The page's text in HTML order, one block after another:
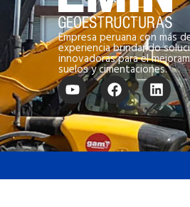
Empresa peruana con más
experiencia brindando
innovadoras para el
suelos y cimentaciones.